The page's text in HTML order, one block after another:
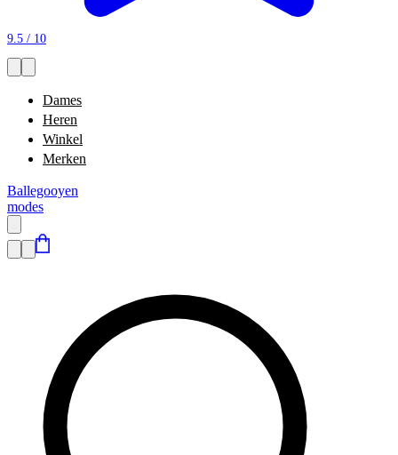
9.5 / 10
Dames
Heren
Winkel
Merken
Ballegooyen
modes